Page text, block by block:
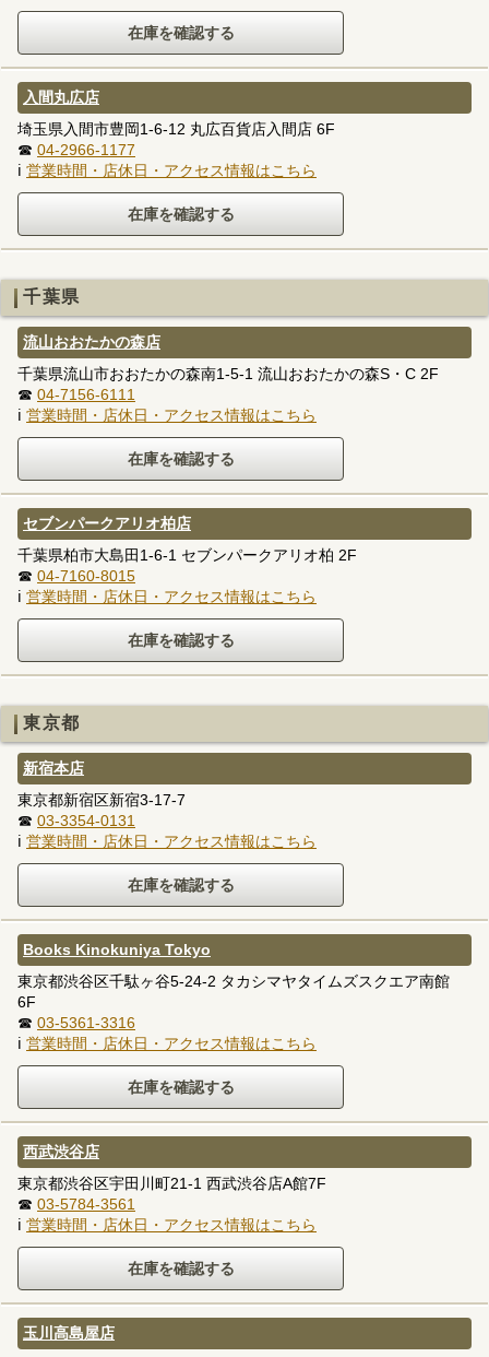
入間丸広店
埼玉県入間市豊岡1-6-12 丸広百貨店入間店 6F
☎ 04-2966-1177
ℹ 営業時間・店休日・アクセス情報はこちら
千葉県
流山おおたかの森店
千葉県流山市おおたかの森南1-5-1 流山おおたかの森S・C 2F
☎ 04-7156-6111
ℹ 営業時間・店休日・アクセス情報はこちら
セブンパークアリオ柏店
千葉県柏市大島田1-6-1 セブンパークアリオ柏 2F
☎ 04-7160-8015
ℹ 営業時間・店休日・アクセス情報はこちら
東京都
新宿本店
東京都新宿区新宿3-17-7
☎ 03-3354-0131
ℹ 営業時間・店休日・アクセス情報はこちら
Books Kinokuniya Tokyo
東京都渋谷区千駄ヶ谷5-24-2 タカシマヤタイムズスクエア南館
6F
☎ 03-5361-3316
ℹ 営業時間・店休日・アクセス情報はこちら
西武渋谷店
東京都渋谷区宇田川町21-1 西武渋谷店A館7F
☎ 03-5784-3561
ℹ 営業時間・店休日・アクセス情報はこちら
玉川高島屋店